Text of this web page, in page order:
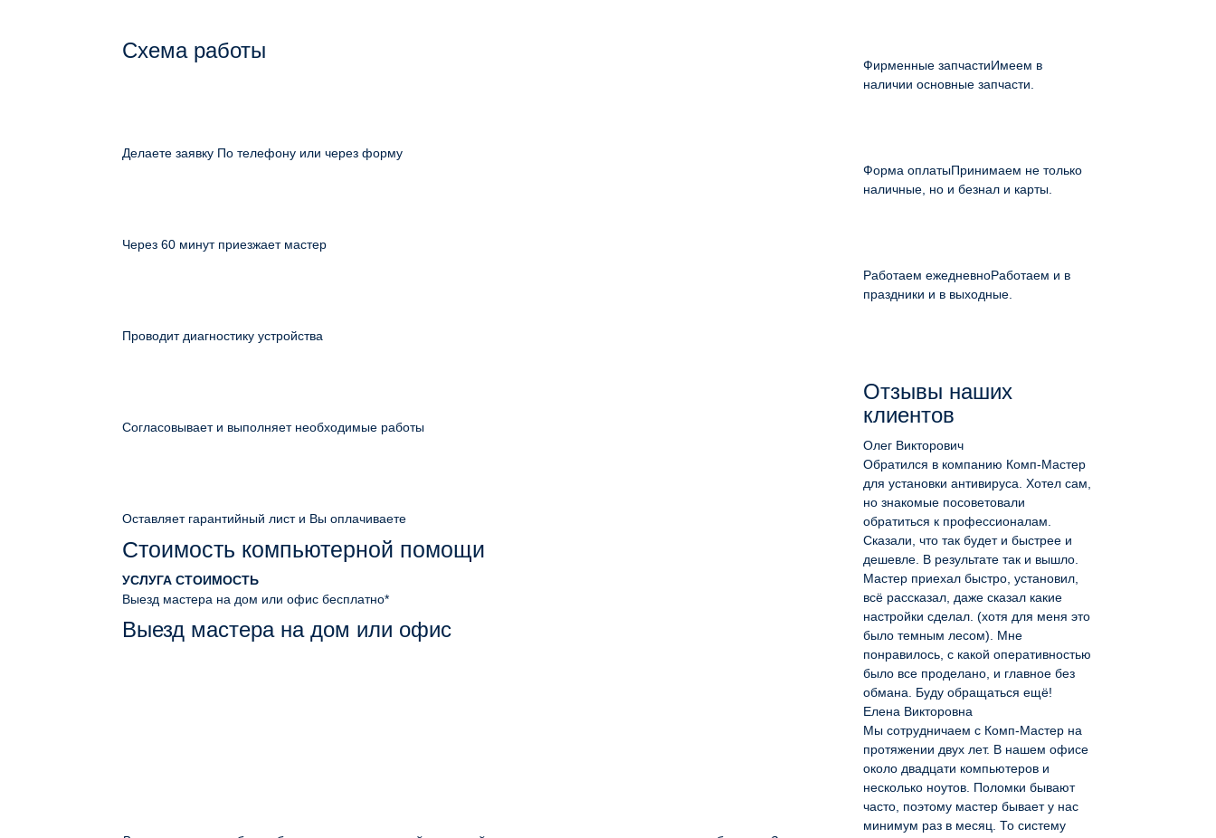
Схема работы
Делаете заявку По телефону или через форму
Через 60 минут приезжает мастер
Проводит диагностику устройства
Согласовывает и выполняет необходимые работы
Оставляет гарантийный лист и Вы оплачиваете
Стоимость компьютерной помощи
УСЛУГА СТОИМОСТЬ
Выезд мастера на дом или офис бесплатно*
Выезд мастера на дом или офис
Фирменные запчастиИмеем в
наличии основные запчасти.
Форма оплатыПринимаем не только
наличные, но и безнал и карты.
Работаем ежедневноРаботаем и в
праздники и в выходные.
Отзывы наших
клиентов
Олег Викторович
Обратился в компанию Комп-Мастер
для установки антивируса. Хотел сам,
но знакомые посоветовали
обратиться к профессионалам.
Сказали, что так будет и быстрее и
дешевле. В результате так и вышло.
Мастер приехал быстро, установил,
всё рассказал, даже сказал какие
настройки сделал. (хотя для меня это
было темным лесом). Мне
понравилось, с какой оперативностью
было все проделано, и главное без
обмана. Буду обращаться ещё!
Елена Викторовна
Мы сотрудничаем с Комп-Мастер на
протяжении двух лет. В нашем офисе
около двадцати компьютеров и
несколько ноутов. Поломки бывают
часто, поэтому мастер бывает у нас
минимум раз в месяц. То систему